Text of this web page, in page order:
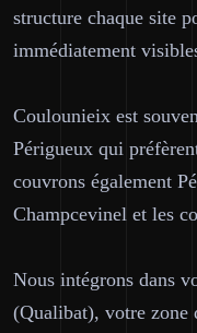
structure chaque site
immédiatement
Coulounieix est
Périgueux qui
couvrons également
Champcevinel et les
Nous intégrons dans
(Qualibat), votre zone